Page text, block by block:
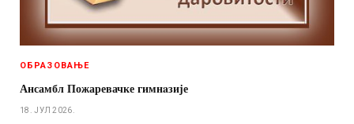
ОБРАЗОВАЊЕ
Ансамбл Пожаревачке гимнaзије
18. ЈУЛ 2026.